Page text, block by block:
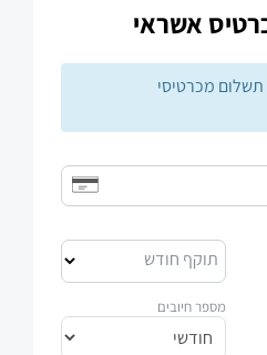
אשראי
מכרטיסי
תוקף חודש
מספר חיובים